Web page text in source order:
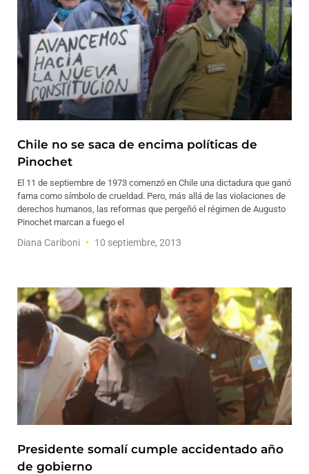
Chile no se saca de encima políticas de
Pinochet
El 11 de septiembre de 1973 comenzó en Chile una dictadura que ganó
fama como símbolo de crueldad. Pero, más allá de las violaciones de
derechos humanos, las reformas que pergeñó el régimen de Augusto
Pinochet marcan a fuego el
Diana Cariboni 10 septiembre, 2013
Presidente somalí cumple accidentado año
de gobierno